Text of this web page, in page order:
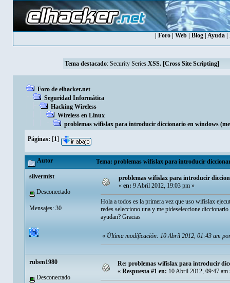
Foro| Web| Blog| Ayuda|
Tema destacado: Security Series.XSS. [Cross Site Scripting]
Foro de elhacker.net
Seguridad Informática
Hacking Wireless
Wireless en Linux
problemas wifislax para introducir diccionario en windows
Páginas: [1]
Autor Tema: problemas wifislax para introducir
silvermist
Desconectado
Mensajes: 30
problemas wifislax para introducir
«en:9 Abril 2012, 19:03 pm »
Hola a todos es la primera vez que uso wifislax
redes selecciono una y me pideseleccione
ayudan? Gracias
«Última modificación: 10 Abril 2012, 01:43 am
ruben1980
Desconectado
Re: problemas wifislax para introducir
« Respuesta #1 en: 10 Abril 2012, 09:47 am